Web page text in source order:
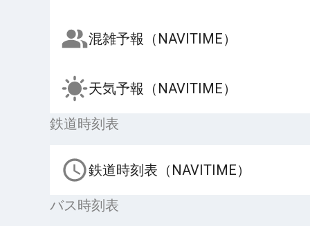
混雑予報（NAVITIME）
天気予報（NAVITIME）
鉄道時刻表
鉄道時刻表（NAVITIME）
バス時刻表